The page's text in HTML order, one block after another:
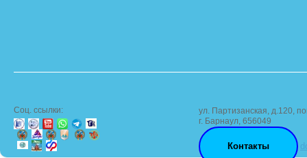
Соц. ссылки:
ул. Партизанская, д.120,
г. Барнаул, 656049
Контакты